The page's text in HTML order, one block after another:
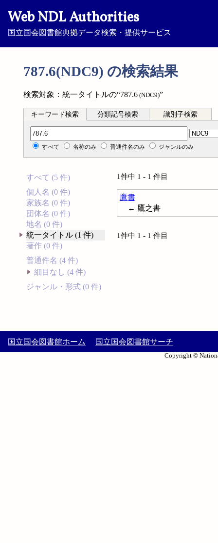
Web NDL Authorities
国立国会図書館典拠データ検索・提供サービス
787.6(NDC9) の検索結果
検索対象：統一タイトルの“787.6 (NDC9)”
キーワード検索 分類記号検索 識別子検索
分類記号検索
すべて 名称のみ 普通件名のみ ジャンルのみ
すべて (5 件)
個人名 (0 件)
家族名 (0 件)
団体名 (0 件)
地名 (0 件)
統一タイトル (1 件)
著作 (0 件)
普通件名 (4 件)
細目なし (4 件)
ジャンル・形式 (0 件)
1件中 1 - 1 件目
鷹書
← 鷹之書
1件中 1 - 1 件目
国立国会図書館ホーム 国立国会図書館サーチ
Copyright ©